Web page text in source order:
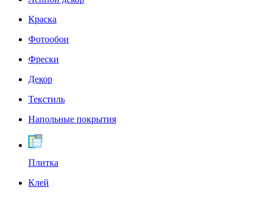
Краска
Фотообои
Фрески
Декор
Текстиль
Напольные покрытия
Плитка
Клей